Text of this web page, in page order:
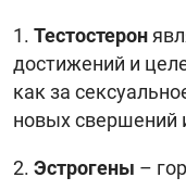
1. Тестостерон
достижений и
как за
новых свершений
2. Эстрогены –